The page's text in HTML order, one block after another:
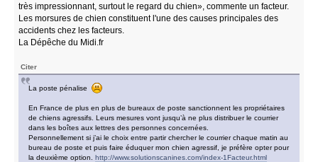
très impressionnant, surtout le regard du chien», commente un facteur.
Les morsures de chien constituent l'une des causes principales des
accidents chez les facteurs.
La Dépêche du Midi.fr
Citer
La poste pénalise
En France de plus en plus de bureaux de poste sanctionnent les propriétaires
de chiens agressifs. Leurs mesures vont jusqu’à ne plus distribuer le courrier
dans les boîtes aux lettres des personnes concernées.
Personnellement si j’ai le choix entre partir chercher le courrier chaque matin au
bureau de poste et puis faire éduquer mon chien agressif, je préfère opter pour
la deuxième option.http://www.solutionscanines.com/index-1Facteur.html